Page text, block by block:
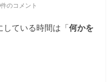
のコメント
している時間は「何かを